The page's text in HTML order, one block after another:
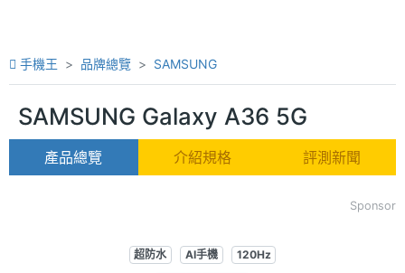
手機王 品牌總覽 SAMSUNG
SAMSUNG Galaxy A36 5G
產品總覽 介紹規格 評測新聞
Sponsor
超防水 AI手機 120Hz